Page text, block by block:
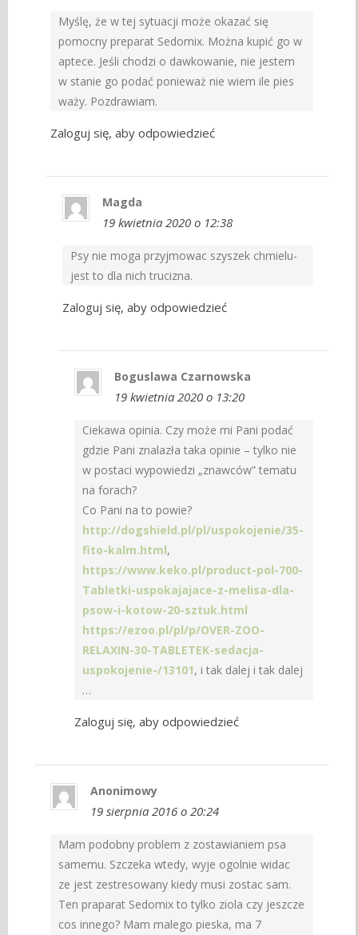
Myślę, że w tej sytuacji może okazać się
pomocny preparat Sedomix. Można kupić go w
aptece. Jeśli chodzi o dawkowanie, nie jestem
w stanie go podać ponieważ nie wiem ile pies
waży. Pozdrawiam.
Zaloguj się, aby odpowiedzieć
Magda
19 kwietnia 2020 o 12:38
Psy nie moga przyjmowac szyszek chmielu-
jest to dla nich trucizna.
Zaloguj się, aby odpowiedzieć
Boguslawa Czarnowska
19 kwietnia 2020 o 13:20
Ciekawa opinia. Czy może mi Pani podać
gdzie Pani znalazła taka opinie – tylko nie
w postaci wypowiedzi „znawców” tematu
na forach?
Co Pani na to powie?
http://dogshield.pl/pl/uspokojenie/35-
fito-kalm.html,
https://www.keko.pl/product-pol-700-
Tabletki-uspokajajace-z-melisa-dla-
psow-i-kotow-20-sztuk.html
https://ezoo.pl/pl/p/OVER-ZOO-
RELAXIN-30-TABLETEK-sedacja-
uspokojenie-/13101, i tak dalej i tak dalej
…
Zaloguj się, aby odpowiedzieć
Anonimowy
19 sierpnia 2016 o 20:24
Mam podobny problem z zostawianiem psa
samemu. Szczeka wtedy, wyje ogolnie widac
ze jest zestresowany kiedy musi zostac sam.
Ten praparat Sedomix to tylko ziola czy jeszcze
cos innego? Mam malego pieska, ma 7